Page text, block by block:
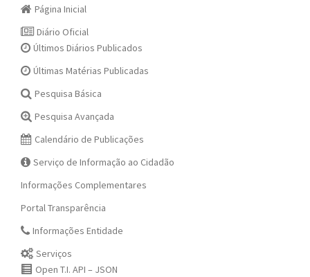
Página Inicial
Diário Oficial
Últimos Diários Publicados
Últimas Matérias Publicadas
Pesquisa Básica
Pesquisa Avançada
Calendário de Publicações
Serviço de Informação ao Cidadão
Informações Complementares
Portal Transparência
Informações Entidade
Serviços
Open T.I. API – JSON